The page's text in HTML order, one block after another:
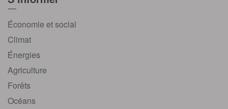
Économie et social
Climat
Énergies
Agriculture
Forêts
Océans